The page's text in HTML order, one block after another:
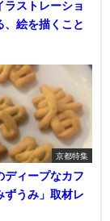
ラストレーショ
、絵を描くこと
京都特集
ディープなカフ
ずうみ」取材レ